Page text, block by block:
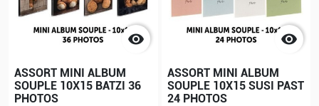

ASSORT MINI ALBUM
SOUPLE 10X15 BATZI 36
PHOTOS

ASSORT MINI ALBUM
SOUPLE 10X15 SUSI PAST
24 PHOTOS